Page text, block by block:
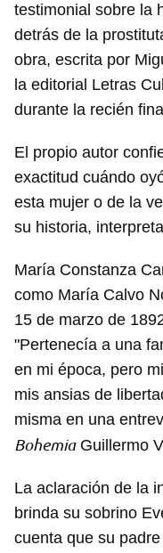
testimonial sobre la
detrás de la
obra, escrita por
la editorial Letras
durante la recién
El propio autor
exactitud cuándo
esta mujer o de la
su historia,
María Constanza
como María Calvo
15 de marzo de
"Pertenecía a una
en mi época, pero
mis ansias de
misma en una
BohemiaGuillermo
La aclaración de la
brinda su sobrino
cuenta que su